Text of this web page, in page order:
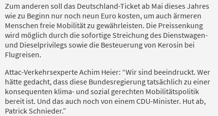
Zum anderen soll das Deutschland-Ticket ab Mai dieses Jahres
wie zu Beginn nur noch neun Euro kosten, um auch ärmeren
Menschen freie Mobilität zu gewährleisten. Die Preissenkung
wird möglich durch die sofortige Streichung des Dienstwagen-
und Dieselprivilegs sowie die Besteuerung von Kerosin bei
Flugreisen.
Attac-Verkehrsexperte Achim Heier: “Wir sind beeindruckt. Wer
hätte gedacht, dass diese Bundesregierung tatsächlich zu einer
konsequenten klima- und sozial gerechten Mobilitätspolitik
bereit ist. Und das auch noch von einem CDU-Minister. Hut ab,
Patrick Schnieder.”